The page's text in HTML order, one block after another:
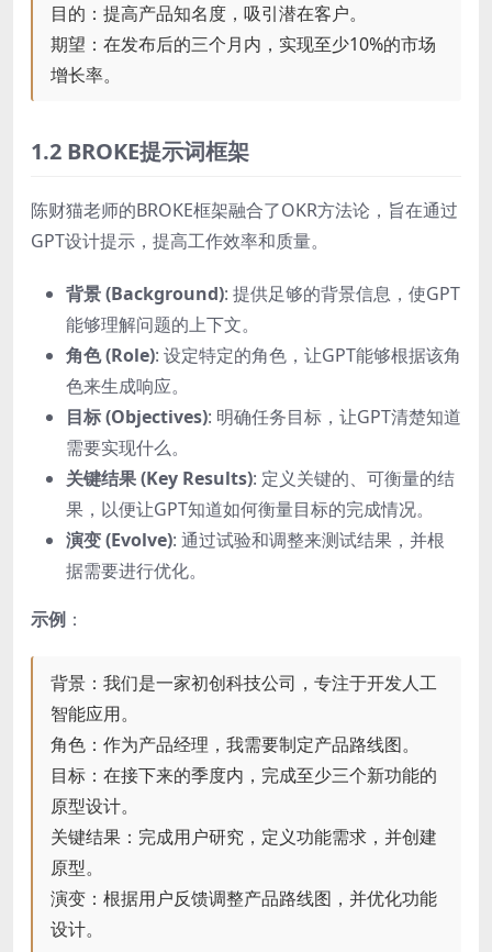
目的：提高产品知名度，吸引潜在客户。
期望：在发布后的三个月内，实现至少10%的市场
增长率。
1.2 BROKE提示词框架
陈财猫老师的BROKE框架融合了OKR方法论，旨在通过
GPT设计提示，提高工作效率和质量。
背景 (Background): 提供足够的背景信息，使GPT
能够理解问题的上下文。
角色 (Role): 设定特定的角色，让GPT能够根据该角
色来生成响应。
目标 (Objectives): 明确任务目标，让GPT清楚知道
需要实现什么。
关键结果 (Key Results): 定义关键的、可衡量的结
果，以便让GPT知道如何衡量目标的完成情况。
演变 (Evolve): 通过试验和调整来测试结果，并根
据需要进行优化。
示例 ：
背景：我们是一家初创科技公司，专注于开发人工
智能应用。
角色：作为产品经理，我需要制定产品路线图。
目标：在接下来的季度内，完成至少三个新功能的
原型设计。
关键结果：完成用户研究，定义功能需求，并创建
原型。
演变：根据用户反馈调整产品路线图，并优化功能
设计。